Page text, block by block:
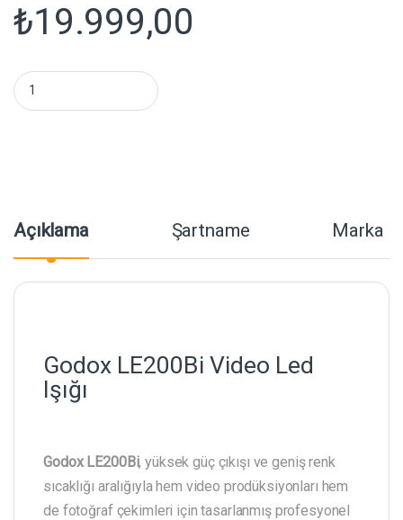
₺19.999,00
Godox LE200 Bicolor Video Led Işık miktar
Açıklama Şartname Marka
Godox LE200Bi Video Led
Işığı
Godox LE200Bi, yüksek güç çıkışı ve geniş renk
sıcaklığı aralığıyla hem video prodüksiyonları hem
de fotoğraf çekimleri için tasarlanmış profesyonel